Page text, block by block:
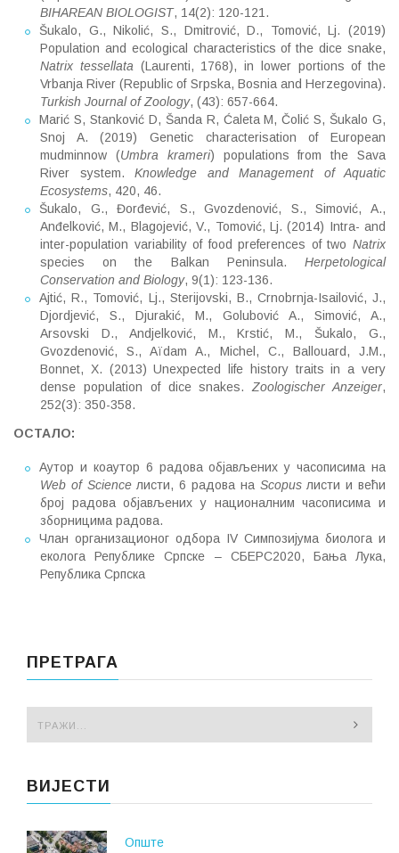
BIHAREAN BIOLOGIST, 14(2): 120-121.
Šukalo, G., Nikolić, S., Dmitrović, D., Tomović, Lj. (2019)
Population and ecological characteristics of the dice snake,
Natrix tessellata (Laurenti, 1768), in lower portions of the
Vrbanja River (Republic of Srpska, Bosnia and Herzegovina).
Turkish Journal of Zoology, (43): 657-664.
Marić S, Stanković D, Šanda R, Ćaleta M, Čolić S, Šukalo G,
Snoj A. (2019) Genetic characterisation of European
mudminnow (Umbra krameri) populations from the Sava
River system. Knowledge and Management of Aquatic
Ecosystems, 420, 46.
Šukalo, G., Đorđević, S., Gvozdenović, S., Simović, A.,
Anđelković, M., Blagojević, V., Tomović, Lj. (2014) Intra- and
inter-population variability of food preferences of two Natrix
species on the Balkan Peninsula. Herpetological
Conservation and Biology, 9(1): 123-136.
Ajtić, R., Tomović, Lj., Sterijovski, B., Crnobrnja-Isailović, J.,
Djordjević, S., Djurakić, M., Golubović A., Simović, A.,
Arsovski D., Andjelković, M., Krstić, M., Šukalo, G.,
Gvozdenović, S., Aïdam A., Michel, C., Ballouard, J.M.,
Bonnet, X. (2013) Unexpected life history traits in a very
dense population of dice snakes.Zoologischer Anzeiger,
252(3): 350-358.
ОСТАЛО:
Аутор и коаутор 6 радова објављених у часописима на
Web of Scienceлисти, 6 радова на Scopusлисти и већи
број радова објављених у националним часописима и
зборницима радова.
Члан организационог одбора IV Симпозијума биолога и
еколога Републике Српске – СБЕРС2020, Бања Лука,
Република Српска
ПРЕТРАГА
ВИЈЕСТИ
Опште